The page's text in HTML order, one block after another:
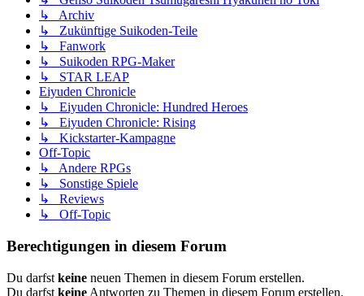
↳ Archiv
↳ Zukünftige Suikoden-Teile
↳ Fanwork
↳ Suikoden RPG-Maker
↳ STAR LEAP
Eiyuden Chronicle
↳ Eiyuden Chronicle: Hundred Heroes
↳ Eiyuden Chronicle: Rising
↳ Kickstarter-Kampagne
Off-Topic
↳ Andere RPGs
↳ Sonstige Spiele
↳ Reviews
↳ Off-Topic
Berechtigungen in diesem Forum
Du darfst keine neuen Themen in diesem Forum erstellen.
Du darfst keine Antworten zu Themen in diesem Forum erstellen.